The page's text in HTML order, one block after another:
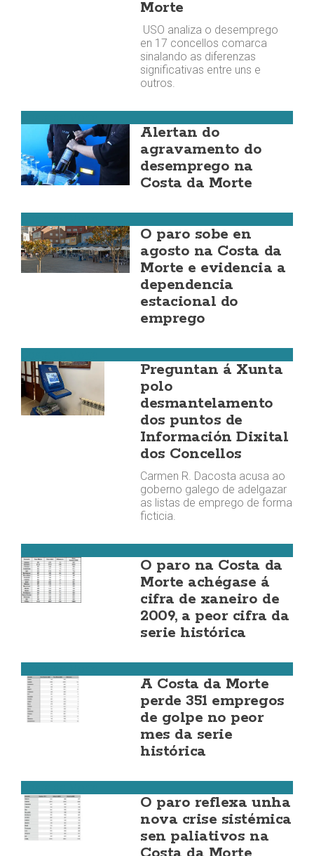
Morte
USO analiza o desemprego
en 17 concellos comarca
sinalando as diferenzas
significativas entre uns e
outros.
Alertan do
agravamento do
desemprego na
Costa da Morte
O paro sobe en
agosto na Costa da
Morte e evidencia a
dependencia
estacional do
emprego
Preguntan á Xunta
polo
desmantelamento
dos puntos de
Información Dixital
dos Concellos
Carmen R. Dacosta acusa ao
goberno galego de adelgazar
as listas de emprego de forma
ficticia. ​
O paro na Costa da
Morte achégase á
cifra de xaneiro de
2009, a peor cifra da
serie histórica
A Costa da Morte
perde 351 empregos
de golpe no peor
mes da serie
histórica
O paro reflexa unha
nova crise sistémica
sen paliativos na